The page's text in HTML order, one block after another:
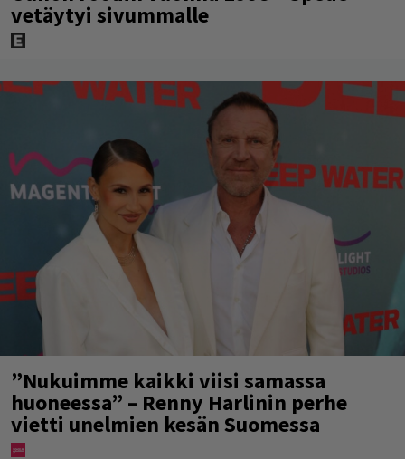
vetäytyi sivummalle
”Nukuimme kaikki viisi samassa
huoneessa” – Renny Harlinin perhe
vietti unelmien kesän Suomessa